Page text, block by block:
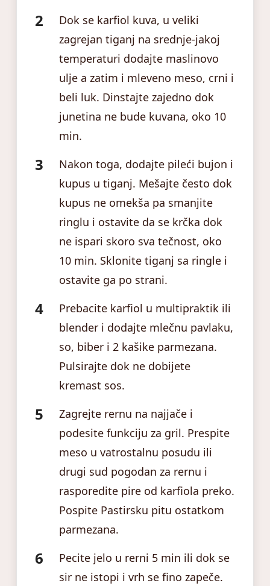
Dok se karfiol kuva, u veliki
zagrejan tiganj na srednje-jakoj
temperaturi dodajte maslinovo
ulje a zatim i mleveno meso, crni i
beli luk. Dinstajte zajedno dok
junetina ne bude kuvana, oko 10
min.
Nakon toga, dodajte pileći bujon i
kupus u tiganj. Mešajte često dok
kupus ne omekša pa smanjite
ringlu i ostavite da se krčka dok
ne ispari skoro sva tečnost, oko
10 min. Sklonite tiganj sa ringle i
ostavite ga po strani.
Prebacite karfiol u multipraktik ili
blender i dodajte mlečnu pavlaku,
so, biber i 2 kašike parmezana.
Pulsirajte dok ne dobijete
kremast sos.
Zagrejte rernu na najjače i
podesite funkciju za gril. Prespite
meso u vatrostalnu posudu ili
drugi sud pogodan za rernu i
rasporedite pire od karfiola preko.
Pospite Pastirsku pitu ostatkom
parmezana.
Pecite jelo u rerni 5 min ili dok se
sir ne istopi i vrh se fino zapeče.